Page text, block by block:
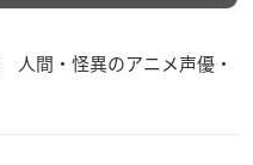
人間・怪異のアニメ声優・